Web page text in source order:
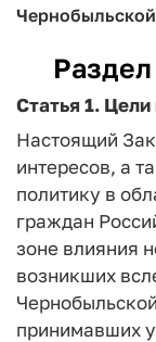
Статья 1. Цели
Настоящий
интересов, а
политику в
граждан
зоне влияния
возникших
принимавших